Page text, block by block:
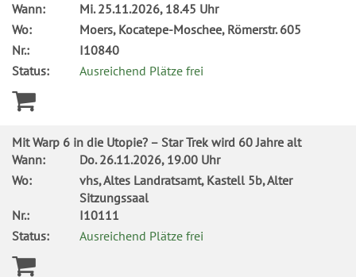
Wann:
Mi.25.11.2026, 18.45 Uhr
Wo:
Moers, Kocatepe-Moschee, Römerstr. 605
Nr.:
I10840
Status:
Ausreichend Plätze frei
Mit Warp 6 in die Utopie? – Star Trek wird 60 Jahre alt
Wann:
Do.26.11.2026, 19.00 Uhr
Wo:
vhs, Altes Landratsamt, Kastell 5b, Alter
Sitzungssaal
Nr.:
I10111
Status:
Ausreichend Plätze frei